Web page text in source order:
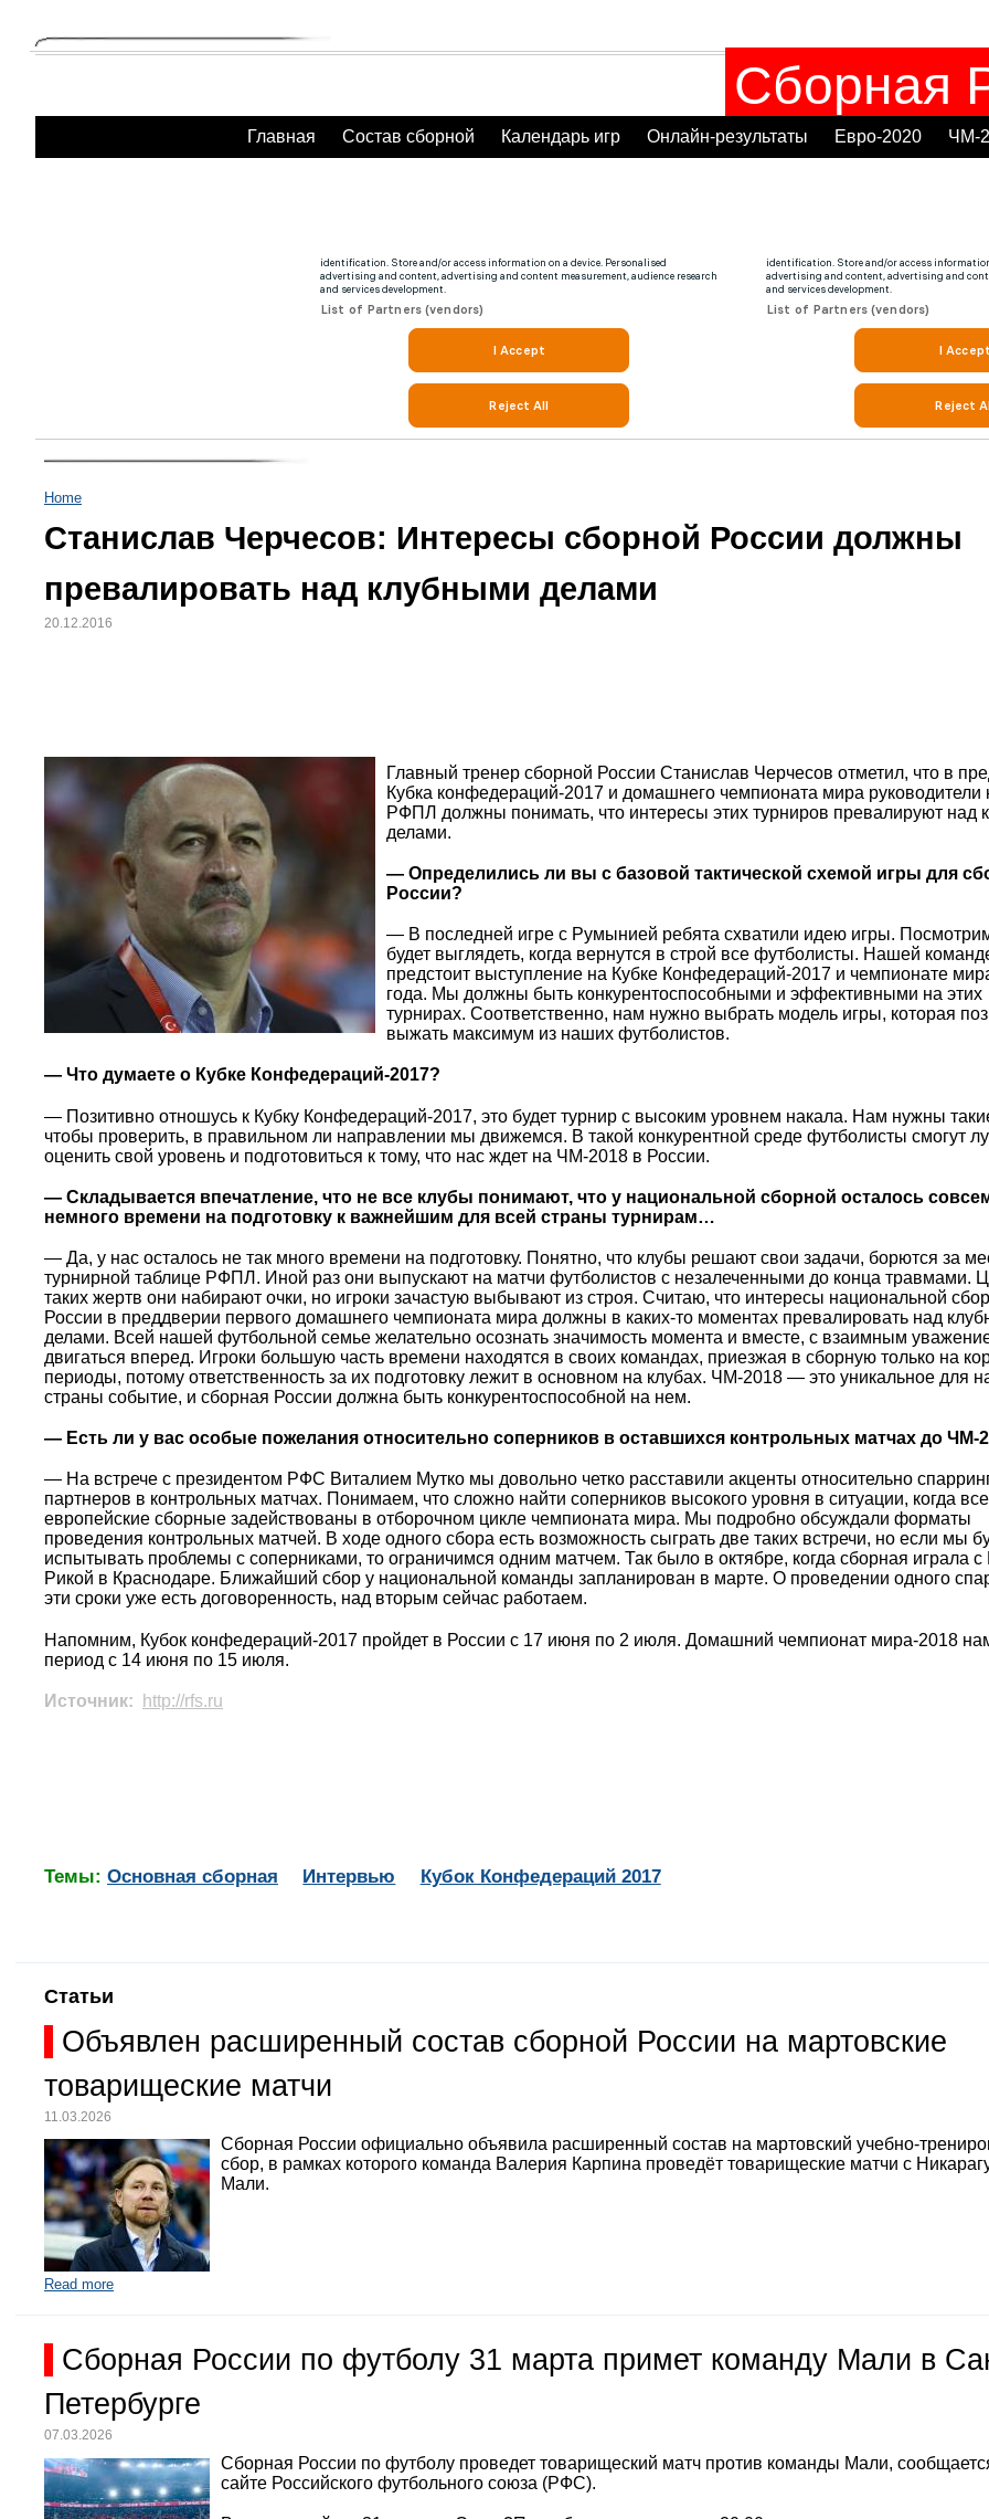
Сборная
Главная Состав сборной Календарь игр Онлайн-результаты Евро-2020 ЧМ-
Home
Станислав Черчесов: Интересы сборной России должны
превалировать над клубными делами
20.12.2016
Главный тренер сборной России Станислав Черчесов отметил, что в
Кубка конфедераций-2017 и домашнего чемпионата мира руководители
РФПЛ должны понимать, что интересы этих турниров превалируют над
делами.
— Определились ли вы с базовой тактической схемой игры для
России?
— В последней игре с Румынией ребята схватили идею игры.
будет выглядеть, когда вернутся в строй все футболисты. Нашей
предстоит выступление на Кубке Конфедераций-2017 и чемпионате
года. Мы должны быть конкурентоспособными и эффективными на этих
турнирах. Соответственно, нам нужно выбрать модель игры, которая
выжать максимум из наших футболистов.
— Что думаете о Кубке Конфедераций-2017?
— Позитивно отношусь к Кубку Конфедераций-2017, это будет турнир с высоким уровнем накала. Нам нужны
чтобы проверить, в правильном ли направлении мы движемся. В такой конкурентной среде футболисты смогут
оценить свой уровень и подготовиться к тому, что нас ждет на ЧМ-2018 в России.
— Складывается впечатление, что не все клубы понимают, что у национальной сборной осталось
немного времени на подготовку к важнейшим для всей страны турнирам…
— Да, у нас осталось не так много времени на подготовку. Понятно, что клубы решают свои задачи, борются за
турнирной таблице РФПЛ. Иной раз они выпускают на матчи футболистов с незалеченными до конца травмами.
таких жертв они набирают очки, но игроки зачастую выбывают из строя. Считаю, что интересы национальной
России в преддверии первого домашнего чемпионата мира должны в каких-то моментах превалировать над
делами. Всей нашей футбольной семье желательно осознать значимость момента и вместе, с взаимным
двигаться вперед. Игроки большую часть времени находятся в своих командах, приезжая в сборную только на
периоды, потому ответственность за их подготовку лежит в основном на клубах. ЧМ-2018 — это уникальное для
страны событие, и сборная России должна быть конкурентоспособной на нем.
— Есть ли у вас особые пожелания относительно соперников в оставшихся контрольных матчах до ЧМ-
— На встрече c президентом РФС Виталием Мутко мы довольно четко расставили акценты относительно
партнеров в контрольных матчах. Понимаем, что сложно найти соперников высокого уровня в ситуации, когда все
европейские сборные задействованы в отборочном цикле чемпионата мира. Мы подробно обсуждали форматы
проведения контрольных матчей. В ходе одного сбора есть возможность сыграть две таких встречи, но если мы
испытывать проблемы с соперниками, то ограничимся одним матчем. Так было в октябре, когда сборная играла с
Рикой в Краснодаре. Ближайший сбор у национальной команды запланирован в марте. О проведении одного
эти сроки уже есть договоренность, над вторым сейчас работаем.
Напомним, Кубок конфедераций-2017 пройдет в России с 17 июня по 2 июля. Домашний чемпионат мира-2018
период с 14 июня по 15 июля.
Источник: http://rfs.ru
Темы: Основная сборная Интервью Кубок Конфедераций 2017
Статьи
Объявлен расширенный состав сборной России на мартовские
товарищеские матчи
11.03.2026
Сборная России официально объявила расширенный состав на мартовский учебно-
сбор, в рамках которого команда Валерия Карпина проведёт товарищеские матчи с
Мали.
Read more
Сборная России по футболу 31 марта примет команду Мали в
Петербурге
07.03.2026
Сборная России по футболу проведет товарищеский матч против команды Мали,
сайте Российского футбольного союза (РФС).